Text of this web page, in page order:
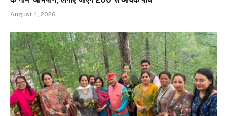
August 4, 2026